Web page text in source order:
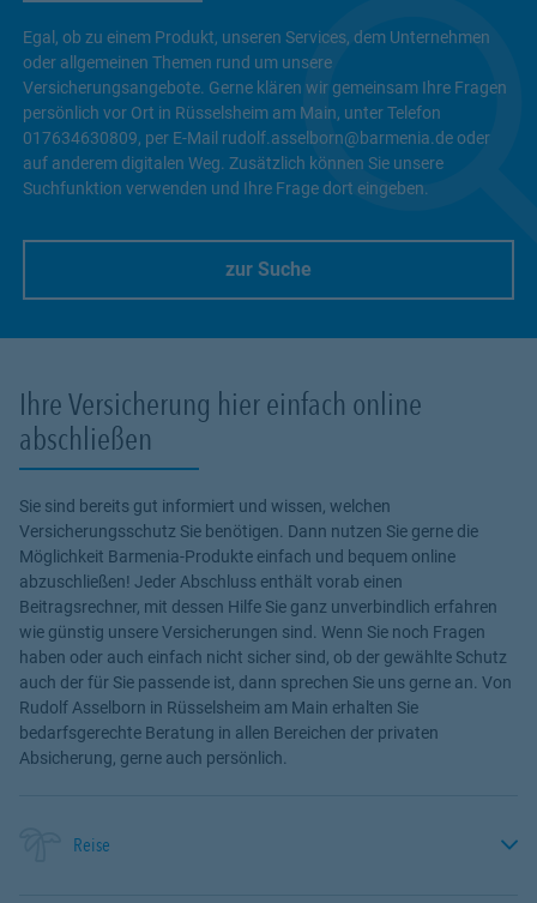
Egal, ob zu einem Produkt, unseren Services, dem Unternehmen
oder allgemeinen Themen rund um unsere
Versicherungsangebote. Gerne klären wir gemeinsam Ihre Fragen
persönlich vor Ort in Rüsselsheim am Main, unter Telefon
017634630809, per E-Mail rudolf.asselborn@barmenia.de oder
auf anderem digitalen Weg. Zusätzlich können Sie unsere
Suchfunktion verwenden und Ihre Frage dort eingeben.
zur Suche
Ihre Versicherung hier einfach online
abschließen
Sie sind bereits gut informiert und wissen, welchen
Versicherungsschutz Sie benötigen. Dann nutzen Sie gerne die
Möglichkeit Barmenia-Produkte einfach und bequem online
abzuschließen! Jeder Abschluss enthält vorab einen
Beitragsrechner, mit dessen Hilfe Sie ganz unverbindlich erfahren
wie günstig unsere Versicherungen sind. Wenn Sie noch Fragen
haben oder auch einfach nicht sicher sind, ob der gewählte Schutz
auch der für Sie passende ist, dann sprechen Sie uns gerne an. Von
Rudolf Asselborn in Rüsselsheim am Main erhalten Sie
bedarfsgerechte Beratung in allen Bereichen der privaten
Absicherung, gerne auch persönlich.
Reise